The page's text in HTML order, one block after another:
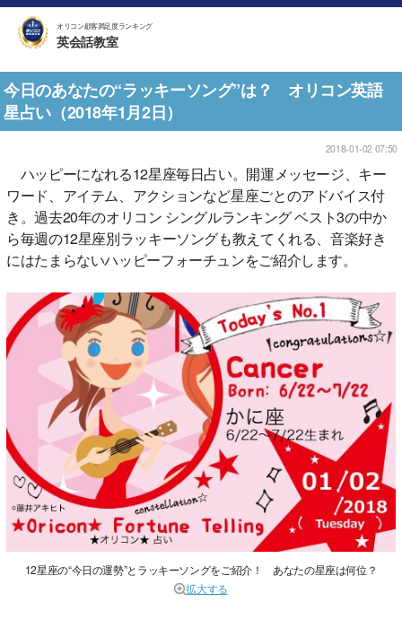
オリコン顧客満足度ランキング
英会話教室
今日のあなたの“ラッキーソング”は？ オリコン英語
星占い（2018年1月2日）
2018-01-02 07:50
ハッピーになれる12星座毎日占い。開運メッセージ、キー
ワード、アイテム、アクションなど星座ごとのアドバイス付
き。過去20年のオリコン シングルランキング ベスト3の中か
ら毎週の12星座別ラッキーソングも教えてくれる、音楽好き
にはたまらないハッピーフォーチュンをご紹介します。
12星座の“今日の運勢”とラッキーソングをご紹介！ あなたの星座は何位？
拡大する